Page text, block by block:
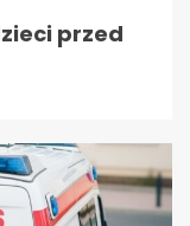
przed